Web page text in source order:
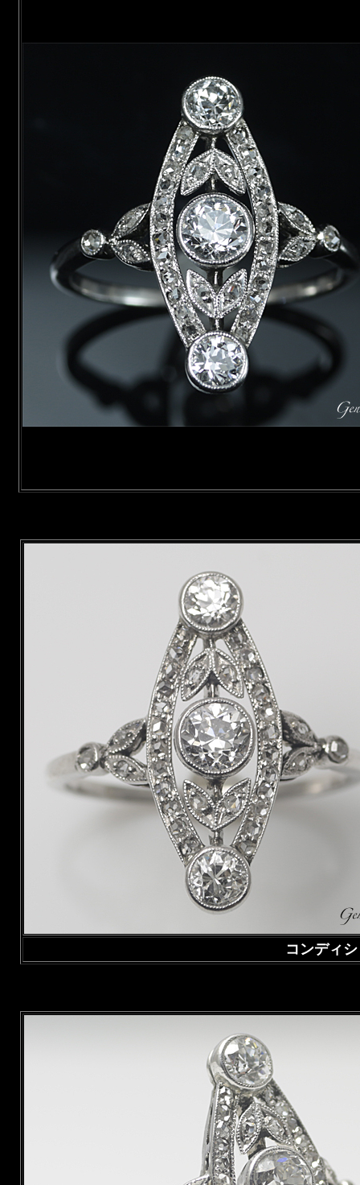
コンディ